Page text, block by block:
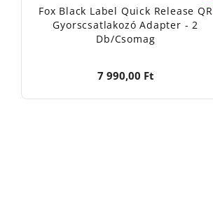
Fox Black Label Quick Release QR
Gyorscsatlakozó Adapter - 2
Db/csomag
7 990,00 Ft